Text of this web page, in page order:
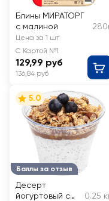
Блины МИРАТОРГ
с малиной
Цена за 1 шт
С Картой №1
129,99 руб
136,84 руб
Баллы за отзыв
5.0
Десерт
йогуртовый с
0.25